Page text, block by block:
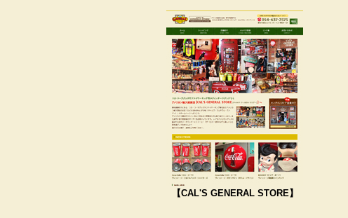
【CAL'S GENERAL STORE】